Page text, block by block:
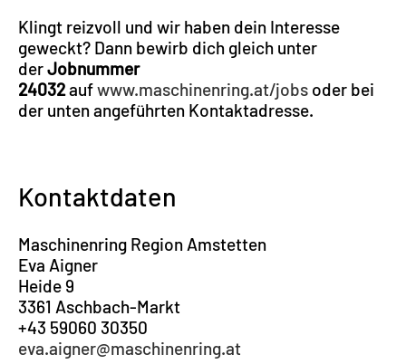
Klingt reizvoll und wir haben dein Interesse
geweckt? Dann bewirb dich gleich unter
derJobnummer
24032aufwww.maschinenring.at/jobs oder bei
der unten angeführten Kontaktadresse.
Kontaktdaten
Maschinenring Region Amstetten
Eva Aigner
Heide 9
3361 Aschbach-Markt
+43 59060 30350
eva.aigner@maschinenring.at